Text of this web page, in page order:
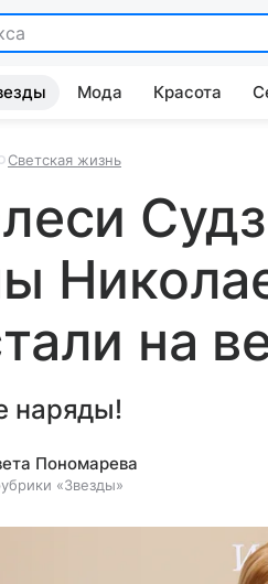
Мода Красота
Светская жизнь
на
наряды!
Пономарева
«Звезды»